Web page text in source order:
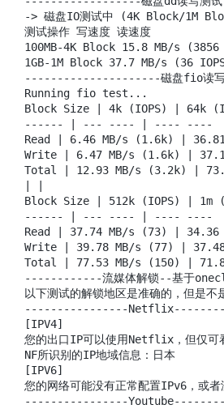
-> 磁盘IO测试中 (4K Block/1M
测试操作 写速度 读速度
100MB-4K Block 15.8 MB/s
1GB-1M Block 37.7 MB/s (36
---------------------磁盘fio读
Running fio test...
Block Size | 4k (IOPS) | 64k
------ | --- ---- | ---- ----
Read | 6.46 MB/s (1.6k) |
Write | 6.47 MB/s (1.6k) |
Total | 12.93 MB/s (3.2k) |
Block Size | 512k (IOPS) | 1m
------ | --- ---- | ---- ----
Read | 37.74 MB/s (73) | 34.36
Write | 39.78 MB/s (77) |
Total | 77.53 MB/s (150) |
------------流媒体解锁--基于
以下测试的解锁地区是准确的，但是
----------------
[IPV4]
您的出口IP可以使用Netflix，但仅
NF所识别的IP地域信息：日本
[IPV6]
您的网络可能没有正常配置IPv6，或
----------------